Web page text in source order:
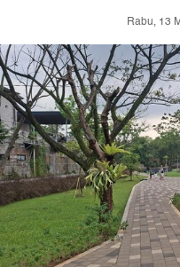
Rabu, 13